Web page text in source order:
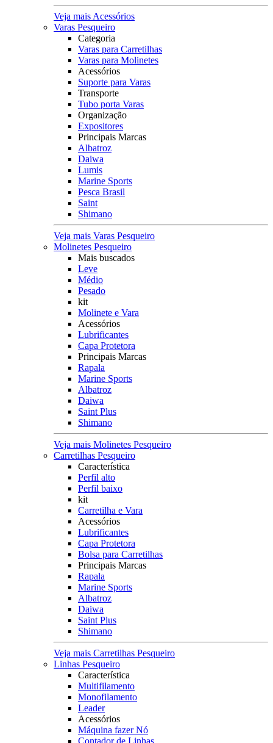
Veja mais Acessórios
Varas Pesqueiro
Categoria
Varas para Carretilhas
Varas para Molinetes
Acessórios
Suporte para Varas
Transporte
Tubo porta Varas
Organização
Expositores
Principais Marcas
Albatroz
Daiwa
Lumis
Marine Sports
Pesca Brasil
Saint
Shimano
Veja mais Varas Pesqueiro
Molinetes Pesqueiro
Mais buscados
Leve
Médio
Pesado
kit
Molinete e Vara
Acessórios
Lubrificantes
Capa Protetora
Principais Marcas
Rapala
Marine Sports
Albatroz
Daiwa
Saint Plus
Shimano
Veja mais Molinetes Pesqueiro
Carretilhas Pesqueiro
Característica
Perfil alto
Perfil baixo
kit
Carretilha e Vara
Acessórios
Lubrificantes
Capa Protetora
Bolsa para Carretilhas
Principais Marcas
Rapala
Marine Sports
Albatroz
Daiwa
Saint Plus
Shimano
Veja mais Carretilhas Pesqueiro
Linhas Pesqueiro
Característica
Multifilamento
Monofilamento
Leader
Acessórios
Máquina fazer Nó
Contador de Linhas